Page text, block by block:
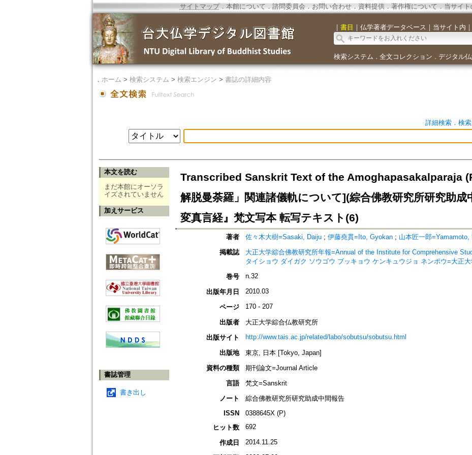
サイトマップ．本館について ． 諮問委員会． お問い合わせ． 資料提供． 著作権について．当サイト
｜ 書目 ｜ 仏学著者データベース ｜ 当サイト内 ｜
検索システム ． 全文コレクション ． デジタル
． ホーム > 検索システム > 検索エンジン > 書誌の詳細内容
詳細検索． 検
本文を読む
まだ本館にオーソラ
イズされていません
加えサービス
書誌管理
書き出し
Transcribed Sanskrit Text of the Amoghapasakalparaja
解脱曼荼羅」関連諸儀軌について](綜合佛教研究所研究助成
変真言経』梵文写本 転写テキスト(6)
著者 佐々木大樹=Sasaki, Daiju; 伊藤堯貫=Ito, Gyokan; 山本匠一郎=Yamamoto,
掲載誌
大正大学綜合佛教研究所年報=Annual of the Institute for Comprehensive
タイショウ ダイガク ソウゴウ ブッキョウ ケンキュウジョ ネンポウ=大正
巻号
n.32
出版年月日 2010.03
ページ 170 - 207
出版者
大正大学綜合仏教研究所
出版サイト
http://www.tais.ac.jp/related/labo/sobutsu/sobutsu.html
出版地
東京, 日本 [Tokyo, Japan]
資料の種類
期刊論文=Journal Article
言語
梵文=Sanskrit
ノート
綜合佛教研究所研究助成中間報告
ISSN
0388645X (P)
ヒット数
692
作成日 2014.11.25